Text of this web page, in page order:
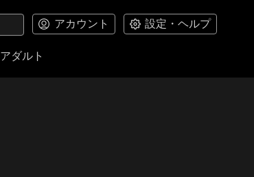
アカウント 設定・ヘルプ
アダルト